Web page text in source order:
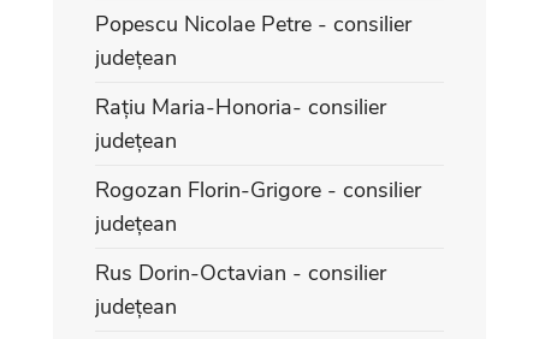
Popescu Nicolae Petre - consilier
județean
Rațiu Maria-Honoria- consilier
județean
Rogozan Florin-Grigore - consilier
județean
Rus Dorin-Octavian - consilier
județean